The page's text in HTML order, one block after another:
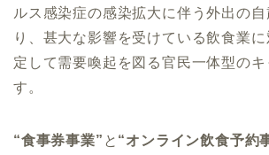
ルス感染症の感染拡⼤に伴う外出の⾃
り、甚⼤な影響を受けている飲⾷業
定して需要喚起を図る官⺠⼀体型の
す。
“食事券事業” と “オンライン飲食予約